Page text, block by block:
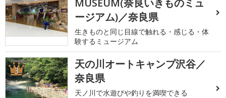
ージアム)／奈良県
生きものと同じ目線で触れる・感じる・体
験するミュージアム
3
天の川オートキャンプ沢谷／
奈良県
天ノ川で水遊びや釣りを満喫できる